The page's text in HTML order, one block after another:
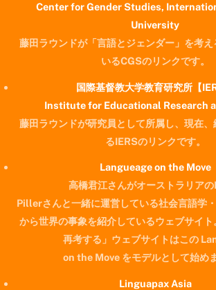
Center for Gender Studies,
University
藤田ラウンドが「言語とジェンダー」を考
いるCGSのリンクです。
国際基督教大学教育研究所【
Institute for Educational Research
藤田ラウンドが研究員として所属し、現在
るIERSのリンクです。
Langueage on the Move
高橋君江さんがオーストラリア
Pillerさんと一緒に運営している社会言語学
から世界の事象を紹介しているウェブサイ
再考する」ウェブサイトはこの
on the Move をモデルとして始めま
Linguapax Asia